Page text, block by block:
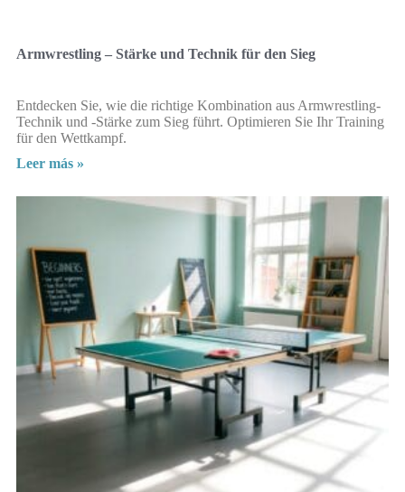
Armwrestling – Stärke und Technik für den Sieg
Entdecken Sie, wie die richtige Kombination aus Armwrestling-
Technik und -Stärke zum Sieg führt. Optimieren Sie Ihr Training
für den Wettkampf.
Leer más »